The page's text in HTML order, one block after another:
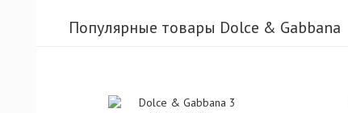
Популярные товары Dolce & Gabbana